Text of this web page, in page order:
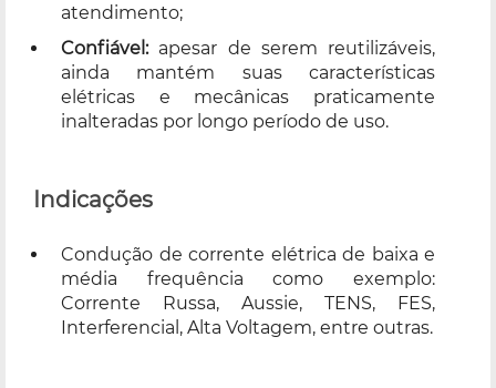
atendimento;
Confiável:apesar de serem reutilizáveis,
ainda mantém suas características
elétricas e mecânicas praticamente
inalteradas por longo período de uso.
Indicações
Condução de corrente elétrica de baixa e
média frequência como exemplo:
Corrente Russa, Aussie, TENS, FES,
Interferencial, Alta Voltagem, entre outras.